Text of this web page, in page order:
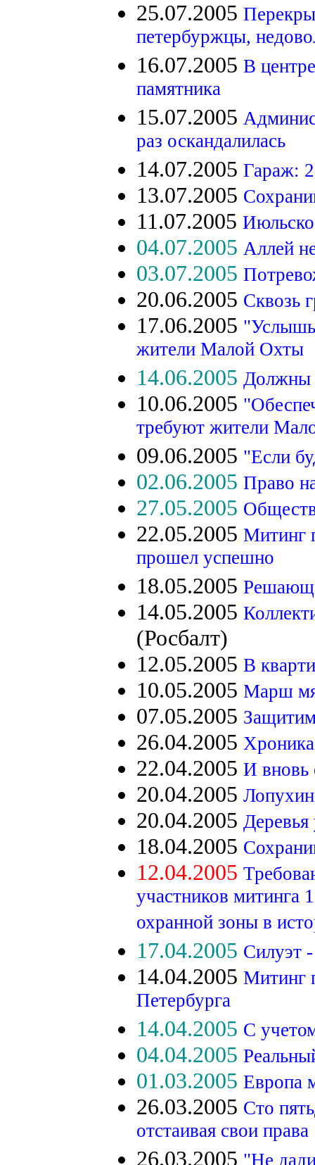
25.07.2005
петербуржцы,
16.07.2005 В
памятника
15.07.2005
раз оскандалилась
14.07.2005 Гараж:
13.07.2005
11.07.2005
04.07.2005 Аллей
03.07.2005
20.06.2005 Сквозь
17.06.2005
жители Малой Охты
14.06.2005 Должны
10.06.2005
требуют жители
09.06.2005 "Если
02.06.2005 Право
27.05.2005
22.05.2005 Митинг
прошел успешно
18.05.2005
14.05.2005
(Росбалт)
12.05.2005 В
10.05.2005 Марш
07.05.2005
26.04.2005
22.04.2005 И вновь
20.04.2005
20.04.2005
18.04.2005
12.04.2005
участников митинга
охранной зоны в
17.04.2005 Силуэт
14.04.2005 Митинг
Петербурга
14.04.2005 С
04.04.2005
01.03.2005 Европа
26.03.2005 Сто
отстаивая свои права
26.03.2005 "Не